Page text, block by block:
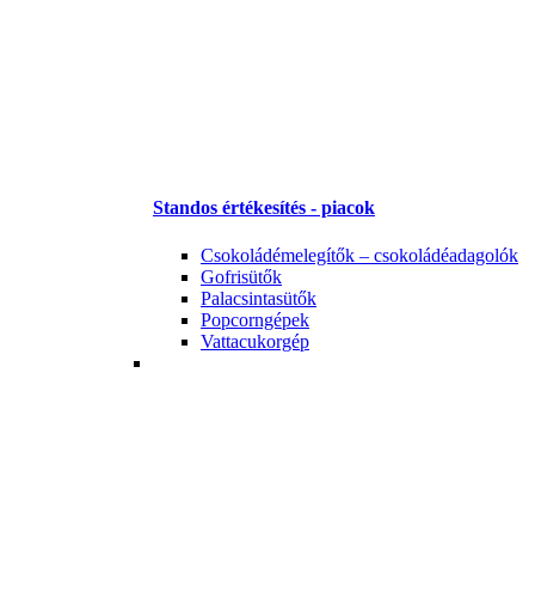
Standos értékesítés - piacok
Csokoládémelegítők – csokoládéadagolók
Gofrisütők
Palacsintasütők
Popcorngépek
Vattacukorgép